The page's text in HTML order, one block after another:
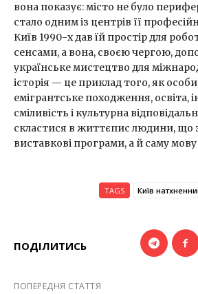
вона показує: місто не було
стало одним із центрів її
Київ 1990-х дав їй простір для
сенсами, а вона, своєю чергою,
українське мистецтво для
історія — це приклад того, як
емігрантське походження, освіта,
сміливість і культурна
скластися в життєпис людини, що
виставкові програми, а й саму
TAGS Київ
ПОДІЛИТИСЬ
ПОПЕРЕДНЯ СТАТТЯ